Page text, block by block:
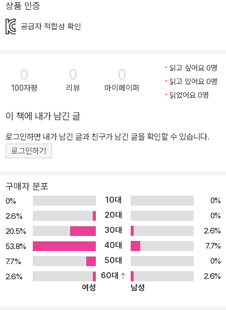
《물리가 물렁물렁》《화학이 화끈화끈》의 3권의 책으로 출발한 이 시
리즈는 통통 튀는 제목과 참신한 내용으로 독자들 사이에서 자발적으
청소년뿐 아니라 성인 독자층까지 사로잡은 <앗, 시리즈>는 어린이
책으로는 드물게 ‘한국경제신문 도서부문 소비자 대상’에 선정되었
고, 이밖에도 주요 일간지, 잡지, 문화관광부, 서울시교육청의 추천도
서 및 도서 부문 상을 휩쓸었으며, 서울에서만 60여 개 초중고에서
추천도서로 읽히며 ‘제2의 교과서’라 극찬받아 왔다. <앗, 시리즈>의
가장 큰 특징은 ‘균형’에 있다. 학습서이면서도 유머와 농담 그리고 기
발한 에피소드가 가득해 페이지마다 웃으며 넘길 수 있는 책, 만화책
시리즈>만의 독특한 매력은 ‘교육(Education)’과 ‘오락(Entertain
ment)’의 결합인 ‘에듀테인먼트(Edutainment)’라는 신조어를 만
들어 내며, 20년 동안 교양학습 시장의 흐름을 이끌어 왔다. 영상 매
체에 익숙하고 디지털 세계에 매료된 요즘 어린이들을 책의 세계로
끌어내기 위해서도, 인터넷에서는 맛볼 수 없는 ‘교양과 오락적 상상
력의 결합’ <앗, 시리즈>가 해답이다. 새롭게 70권으로 개편된 <앗,
시리즈> 역시 공부하는 책이면서 즐기는 책으로 어린이 독자들 마음
속에 다시 한번 확고하게 자리매김할 것이다. 화산에 대한 이모저모
를 재미나게 살펴보는 과학 교양서 땅속 깊은 곳에서 용솟음쳐 뚫고
상품 인증
공급자 적합성 확인
0
100자평
0
리뷰
0
마이페이퍼
읽고 싶어요 0명
읽고 있어요 0명
읽었어요 0명
이 책에 내가 남긴 글
로그인하면 내가 남긴 글과 친구가 남긴 글을 확인할 수 있습니다.
로그인하기
구매자 분포
0% 10대
0%
2.6%
20대
0%
20.5%
30대
2.6%
53.8%
40대
7.7%
7.7%
50대
0%
2.6%
60대
2.6%
여성
남성